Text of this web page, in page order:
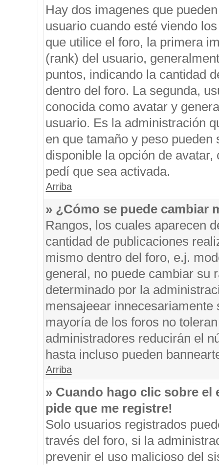
Hay dos imagenes que
usuario cuando esté viendo
que utilice el foro, la primera
(rank) del usuario,
puntos, indicando la cantidad
dentro del foro. La segunda,
conocida como avatar y
usuario. Es la administración
en que tamaño y peso
disponible la opción de
pedí que sea activada.
Arriba
» ¿Cómo se puede cambiar
Rangos, los cuales aparecen
cantidad de publicaciones
mismo dentro del foro, e.j.
general, no puede cambiar su
determinado por la
mensajeear
mayoría de los foros no
administradores reducirán el
hasta incluso pueden
Arriba
» Cuando hago clic sobre el
pide que me registre!
Solo usuarios registrados
través del foro, si la
prevenir el uso malicioso del